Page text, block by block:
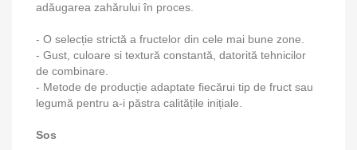
adăugarea zahărului în proces.
- O selecție strictă a fructelor din cele mai bune zone.
- Gust, culoare si textură constantă, datorită tehnicilor
de combinare.
- Metode de producție adaptate fiecărui tip de fruct sau
legumă pentru a-i păstra calitățile inițiale.
Sos